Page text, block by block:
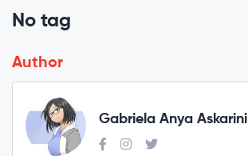
No tag
Author
Gabriela Anya Askarini